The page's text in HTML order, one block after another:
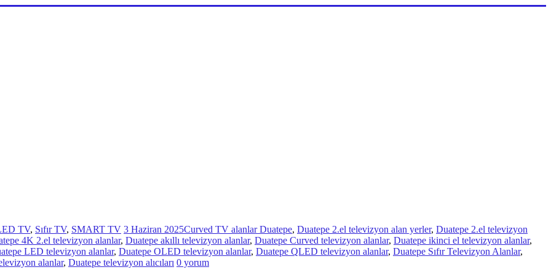
TV, Sıfır TV, SMART TV 3 Haziran 2025Curved TV alanlar Duatepe, Duatepe 2.el televizyon alan yerler, Duatepe 2.el televizyon
4K 2.el televizyon alanlar, Duatepe akıllı televizyon alanlar, Duatepe Curved televizyon alanlar, Duatepe ikinci el televizyon alanlar,
LED televizyon alanlar, Duatepe OLED televizyon alanlar, Duatepe QLED televizyon alanlar, Duatepe Sıfır Televizyon Alanlar,
alanlar, Duatepe televizyon alıcıları 0 yorum